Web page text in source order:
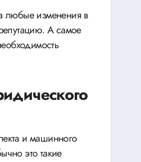
любые изменения в
А самое
и машинного
это такие